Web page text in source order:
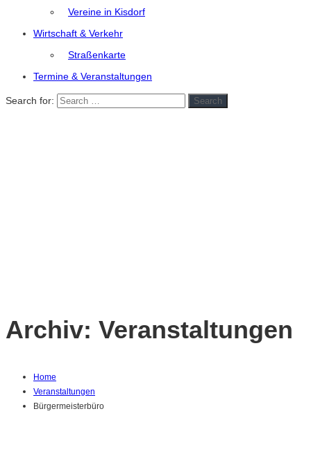
Vereine in Kisdorf
Wirtschaft & Verkehr
Straßenkarte
Termine & Veranstaltungen
Search for: Search
Archiv: Veranstaltungen
Home
Veranstaltungen
Bürgermeisterbüro